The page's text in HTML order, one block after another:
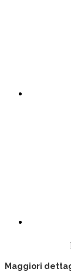
Maggiori